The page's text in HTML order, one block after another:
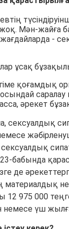
Мән-жайға
-
ұсақ
қоғамдық
саралау
әрекет
сексуалдық
бабында
де
материалдық
12 975 000
үш